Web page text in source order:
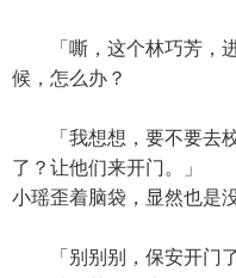
「嘶，这个林巧芳，进
候，怎么办？
「我想想，要不要去校
了？让他们来开门。」
小瑶歪着脑袋，显然也是
「别别别，保安开门了